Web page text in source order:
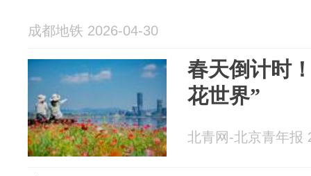
成都地铁 2026-04-30
春天倒计时
花世界”
北青网-北京青年报